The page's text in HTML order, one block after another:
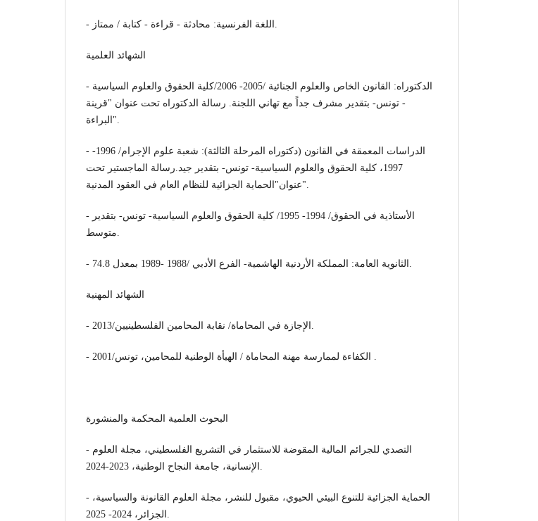
- اللغة الفرنسية: محادثة - قراءة - كتابة / ممتاز.
الشهائد العلمية
- الدكتوراه: القانون الخاص والعلوم الجنائية /2005- 2006/كلية الحقوق والعلوم السياسية
- تونس- بتقدير مشرف جداً مع تهاني اللجنة. رسالة الدكتوراه تحت عنوان "قرينة
البراءة".
- الدراسات المعمقة في القانون (دكتوراه المرحلة الثالثة): شعبة علوم الإجرام/ 1996-
1997، كلية الحقوق والعلوم السياسية- تونس- بتقدير جيد.رسالة الماجستير تحت
عنوان"الحماية الجزائية للنظام العام في العقود المدنية".
- الأستاذية في الحقوق/ 1994- 1995/ كلية الحقوق والعلوم السياسية- تونس- بتقدير
متوسط.
- الثانوية العامة: المملكة الأردنية الهاشمية- الفرع الأدبي /1988 -1989 بمعدل 74.8.
الشهائد المهنية
- الإجازة في المحاماة/ نقابة المحامين الفلسطينيين/2013.
- الكفاءة لممارسة مهنة المحاماة / الهيأة الوطنية للمحامين، تونس/2001 .
البحوث العلمية المحكمة والمنشورة
- التصدي للجرائم المالية المقوضة للاستثمار في التشريع الفلسطيني، مجلة العلوم
الإنسانية، جامعة النجاح الوطنية، 2023-2024.
- الحماية الجزائية للتنوع البيئي الحيوي، مقبول للنشر، مجلة العلوم القانونة والسياسية،
الجزائر، 2024- 2025.